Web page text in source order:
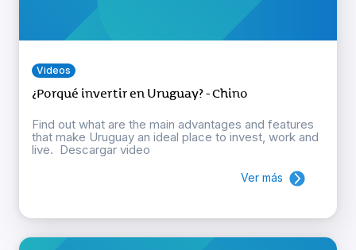
Videos
¿Porqué invertir en Uruguay? - Chino
Find out what are the main advantages and features
that make Uruguay an ideal place to invest, work and
live. Descargar video
Ver más